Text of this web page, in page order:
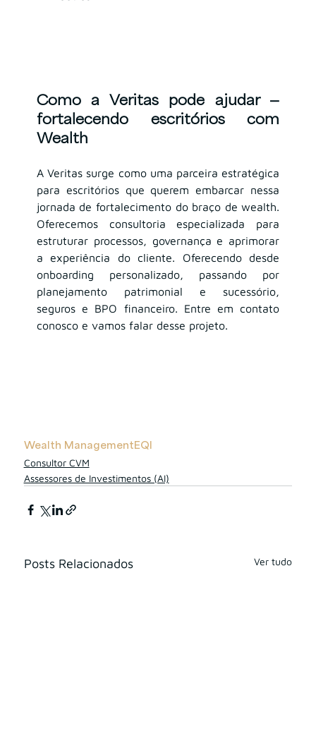
Como a Veritas pode ajudar —
fortalecendo escritórios com
Wealth
A Veritas surge como uma parceira estratégica
para escritórios que querem embarcar nessa
jornada de fortalecimento do braço de wealth.
Oferecemos consultoria especializada para
estruturar processos, governança e aprimorar
a experiência do cliente. Oferecendo desde
onboarding personalizado, passando por
planejamento patrimonial e sucessório,
seguros e BPO financeiro. Entre em contato
conosco e vamos falar desse projeto.
Wealth ManagementEQI
Consultor CVM
Assessores de Investimentos (AI)
Posts Relacionados Ver tudo